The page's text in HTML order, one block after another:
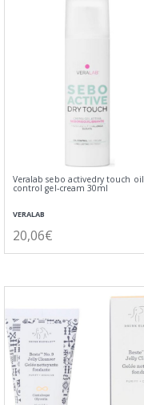
Veralab sebo activedry touch oil
control gel-cream 30ml
VERALAB
20,06€